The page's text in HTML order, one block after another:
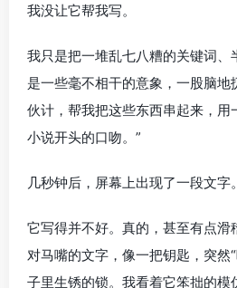
我没让它帮我写。
我只是把一堆乱七八糟的关键词、
是一些毫不相干的意象，一股脑地
伙计，帮我把这些东西串起来，
小说开头的口吻。”
几秒钟后，屏幕上出现了一段文字。
它写得并不好。真的，甚至有点滑
对马嘴的文字，像一把钥匙，突然
子里生锈的锁。我看着它笨拙的模